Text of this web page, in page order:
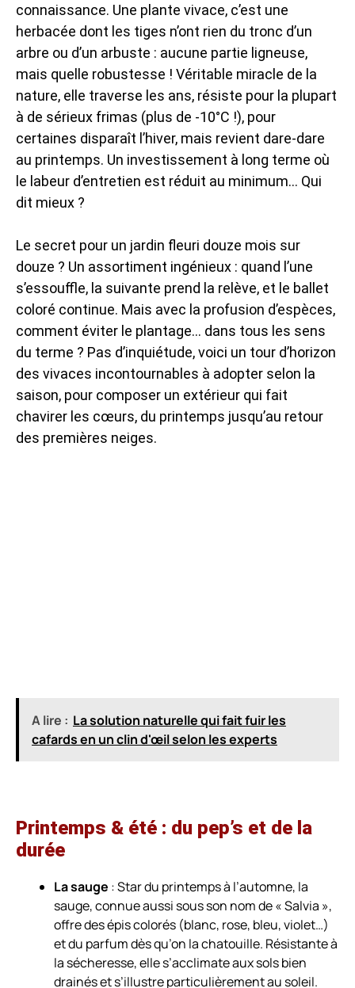
connaissance. Une plante vivace, c’est une
herbacée dont les tiges n’ont rien du tronc d’un
arbre ou d’un arbuste : aucune partie ligneuse,
mais quelle robustesse ! Véritable miracle de la
nature, elle traverse les ans, résiste pour la plupart
à de sérieux frimas (plus de -10°C !), pour
certaines disparaît l’hiver, mais revient dare-dare
au printemps. Un investissement à long terme où
le labeur d’entretien est réduit au minimum… Qui
dit mieux ?
Le secret pour un jardin fleuri douze mois sur
douze ? Un assortiment ingénieux : quand l’une
s’essouffle, la suivante prend la relève, et le ballet
coloré continue. Mais avec la profusion d’espèces,
comment éviter le plantage… dans tous les sens
du terme ? Pas d’inquiétude, voici un tour d’horizon
des vivaces incontournables à adopter selon la
saison, pour composer un extérieur qui fait
chavirer les cœurs, du printemps jusqu’au retour
des premières neiges.
A lire : La solution naturelle qui fait fuir les
cafards en un clin d'œil selon les experts
Printemps & été : du pep’s et de la
durée
La sauge : Star du printemps à l’automne, la
sauge, connue aussi sous son nom de « Salvia »,
offre des épis colorés (blanc, rose, bleu, violet…)
et du parfum dès qu’on la chatouille. Résistante à
la sécheresse, elle s’acclimate aux sols bien
drainés et s’illustre particulièrement au soleil.